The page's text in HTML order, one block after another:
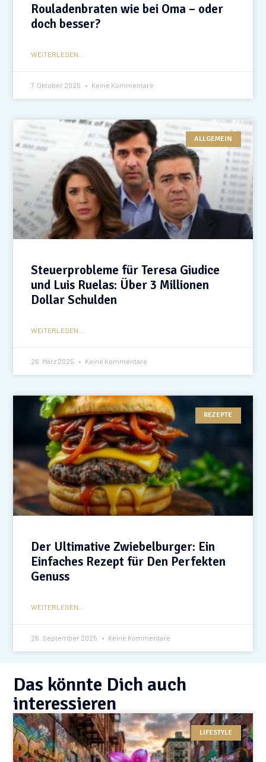
Rouladenbraten wie bei Oma – oder
doch besser?
WEITERLESEN...
7. Oktober 2025 Keine Kommentare
ALLGEMEIN
Steuerprobleme für Teresa Giudice
und Luis Ruelas: Über 3 Millionen
Dollar Schulden
WEITERLESEN...
26. März 2025 Keine Kommentare
REZEPTE
Der Ultimative Zwiebelburger: Ein
Einfaches Rezept für Den Perfekten
Genuss
WEITERLESEN...
26. September 2025 Keine Kommentare
Das könnte Dich auch
interessieren
LIFESTYLE